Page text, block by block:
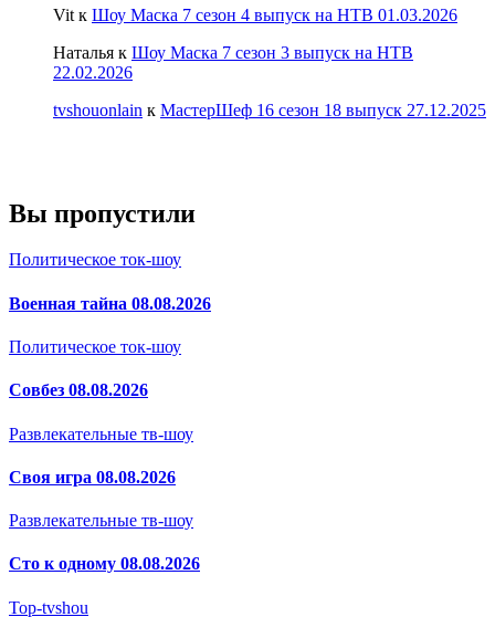
Vit к Шоу Маска 7 сезон 4 выпуск на НТВ 01.03.2026
Наталья к Шоу Маска 7 сезон 3 выпуск на НТВ
22.02.2026
tvshouonlain к МастерШеф 16 сезон 18 выпуск 27.12.2025
Вы пропустили
Политическое ток-шоу
Военная тайна 08.08.2026
Политическое ток-шоу
Совбез 08.08.2026
Развлекательные тв-шоу
Своя игра 08.08.2026
Развлекательные тв-шоу
Сто к одному 08.08.2026
Top-tvshou